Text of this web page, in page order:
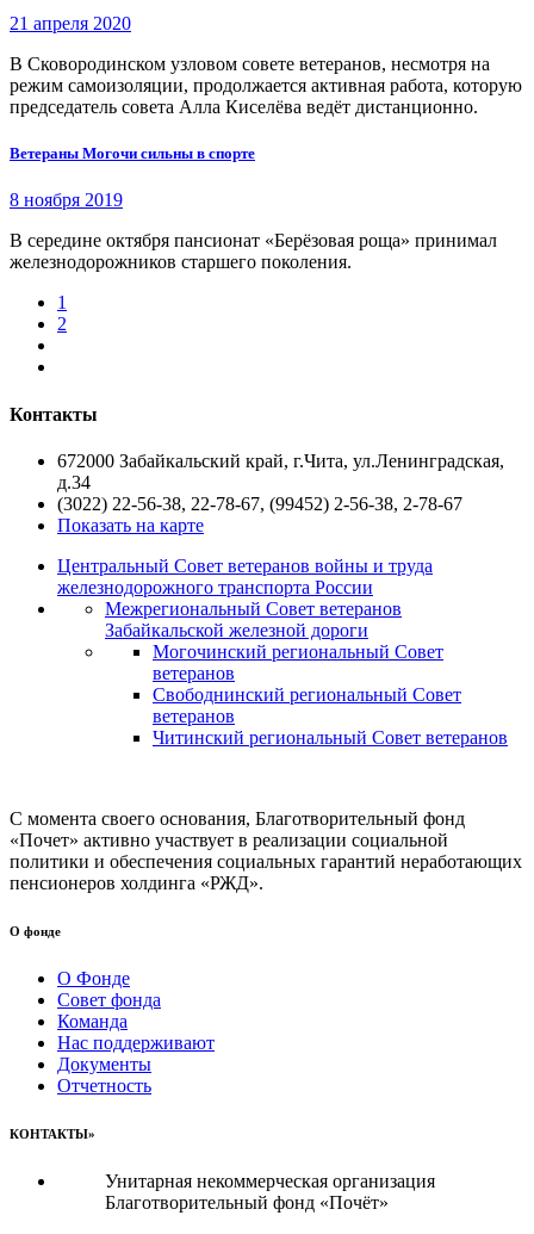
21 апреля 2020
В Сковородинском узловом совете ветеранов, несмотря на
режим самоизоляции, продолжается активная работа, которую
председатель совета Алла Киселёва ведёт дистанционно.
Ветераны Могочи сильны в спорте
8 ноября 2019
В середине октября пансионат «Берёзовая роща» принимал
железнодорожников старшего поколения.
1
2
Контакты
672000 Забайкальский край, г.Чита, ул.Ленинградская,
д.34
(3022) 22-56-38, 22-78-67, (99452) 2-56-38, 2-78-67
Показать на карте
Центральный Совет ветеранов войны и труда
железнодорожного транспорта России
Межрегиональный Совет ветеранов
Забайкальской железной дороги
Могочинский региональный Совет
ветеранов
Свободнинский региональный Совет
ветеранов
Читинский региональный Совет ветеранов
С момента своего основания, Благотворительный фонд
«Почет» активно участвует в реализации социальной
политики и обеспечения социальных гарантий неработающих
пенсионеров холдинга «РЖД».
О фонде
О Фонде
Совет фонда
Команда
Нас поддерживают
Документы
Отчетность
КОНТАКТЫ»
Унитарная некоммерческая организация
Благотворительный фонд «Почёт»